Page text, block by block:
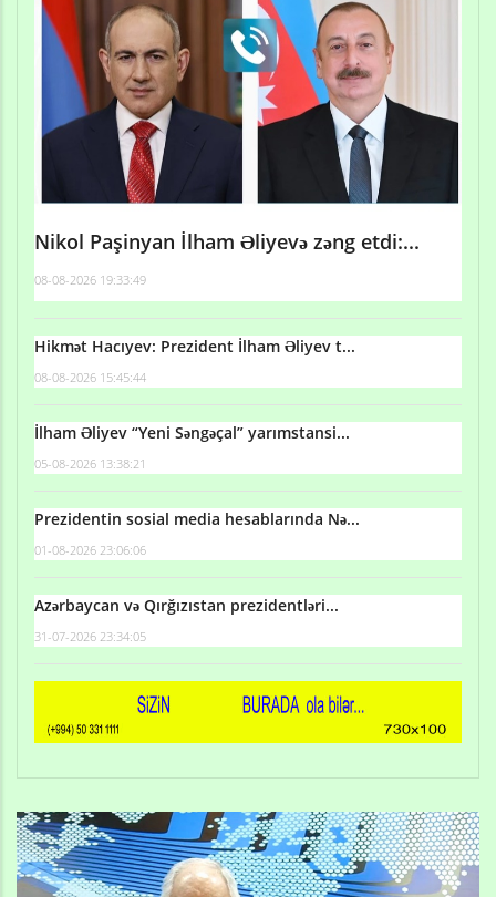
Nikol Paşinyan İlham Əliyevə zəng etdi:...
08-08-2026 19:33:49
Hikmət Hacıyev: Prezident İlham Əliyev t...
08-08-2026 15:45:44
İlham Əliyev “Yeni Səngəçal” yarımstansi...
05-08-2026 13:38:21
Prezidentin sosial media hesablarında Nə...
01-08-2026 23:06:06
Azərbaycan və Qırğızıstan prezidentləri...
31-07-2026 23:34:05